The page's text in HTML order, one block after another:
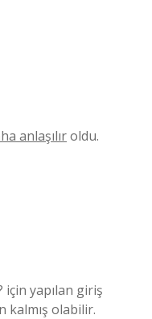
anlaşılıroldu.
yapılan giriş
kalmış olabilir.